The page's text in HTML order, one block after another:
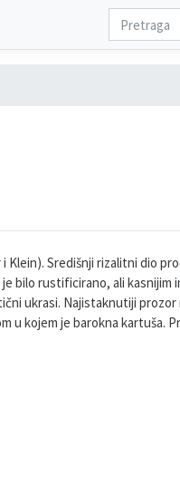
Klein). Središnji rizalitni dio
bilo rustificirano, ali
ukrasi. Najistaknutiji
u kojem je barokna kartuša.